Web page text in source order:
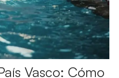
Vasco: Cómo